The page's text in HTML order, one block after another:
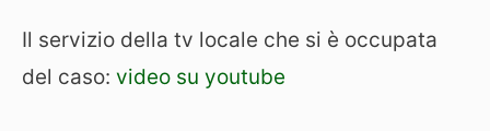
Il servizio della tv locale che si è occupata
del caso: video su youtube